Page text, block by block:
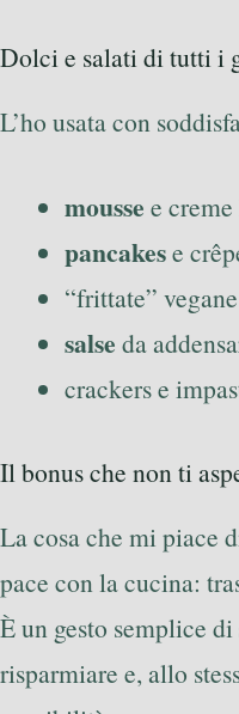
Dolci e salati di tutti i
L’ho usata con
mousse e
pancakese
“frittate”
salse da
crackers e
Il bonus che non ti
La cosa che mi piace
pace con la cucina:
È un gesto semplice di
risparmiare e, allo